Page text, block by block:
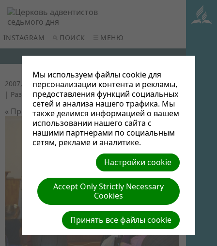
INSTAGRAM ПОИСК МЕНЮ
2007,Новогодняя программа| Автор: Неизвестный
| Размер (МБ): 0.21 |Скачать| Просмотров: 0
« Предыдущий Следующий »
Мы используем файлы cookie для
персонализации контента и рекламы,
предоставления функций социальных
сетей и анализа нашего трафика. Мы
также делимся информацией о вашем
использовании нашего сайта с
нашими партнерами по социальным
сетям, рекламе и аналитике.
Настройки cookie
Accept Only Strictly Necessary
Cookies
Принять все файлы cookie